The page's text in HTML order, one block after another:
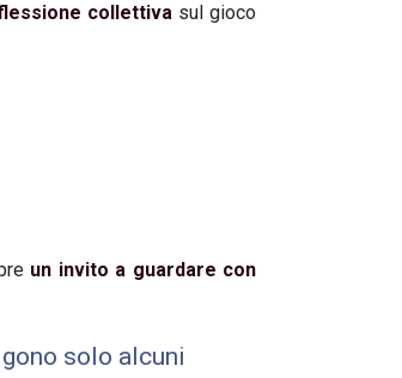
collettiva sul gioco
un invito a guardare con
solo alcuni